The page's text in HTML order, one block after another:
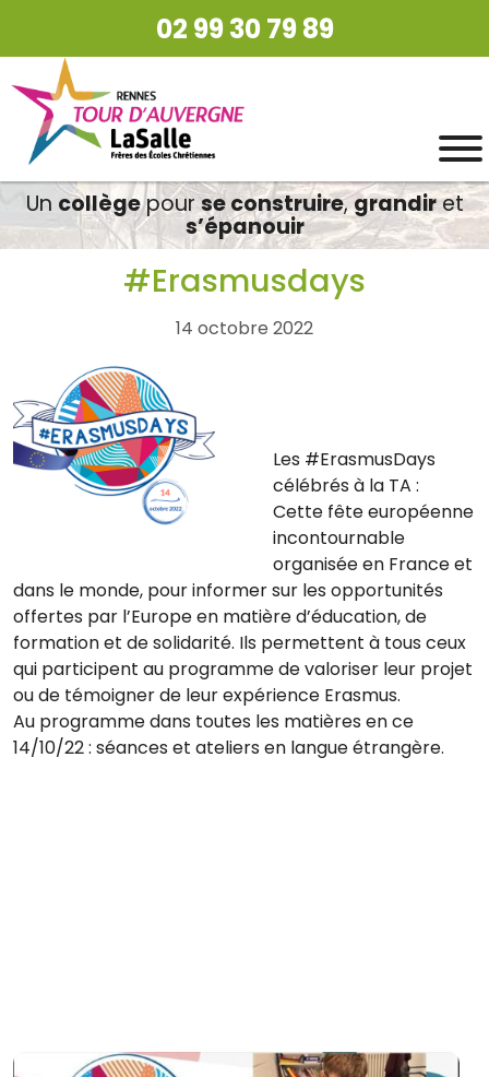
02 99 30 79 89
Un collègepourse construire,grandiret
s’épanouir
#Erasmusdays
14 octobre 2022
Les #ErasmusDays
célébrés à la TA :
Cette fête européenne
incontournable
organisée en France et
dans le monde, pour informer sur les opportunités
offertes par l’Europe en matière d’éducation, de
formation et de solidarité. Ils permettent à tous ceux
qui participent au programme de valoriser leur projet
ou de témoigner de leur expérience Erasmus.
Au programme dans toutes les matières en ce
14/10/22 : séances et ateliers en langue étrangère.